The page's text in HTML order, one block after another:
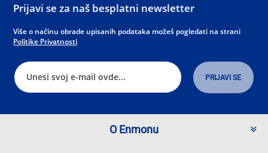
Prijavi se za naš besplatni newsletter
Više o načinu obrade upisanih podataka možeš pogledati na strani
Politike Privatnosti
O Enmonu